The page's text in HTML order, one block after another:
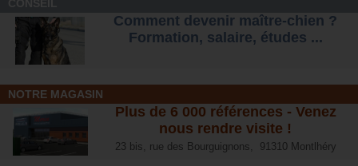
Comment devenir maître-chien ?
Formation, salaire, études ...
NOTRE MAGASIN
Plus de 6 000 références - Venez
nous rendre visite !
23 bis, rue des Bourguignons, 91310 Montlhéry